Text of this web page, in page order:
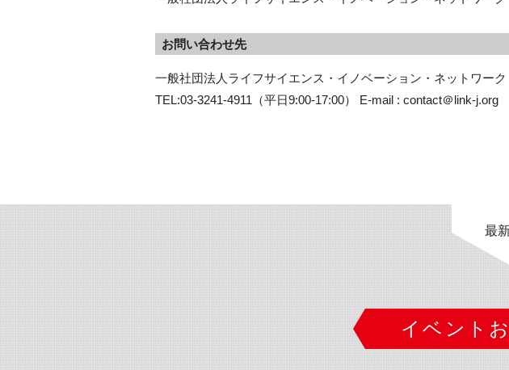
お問い合わせ先
一般社団法人ライフサイエンス・イノベーション・ネットワーク
TEL:03-3241-4911（平日9:00-17:00） E-mail : contact＠link-j.org
最
イベント